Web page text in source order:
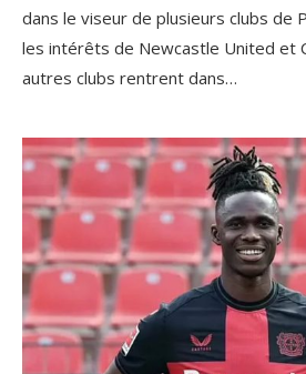
dans le viseur de plusieurs clubs de
les intérêts de Newcastle United et
autres clubs rentrent dans…